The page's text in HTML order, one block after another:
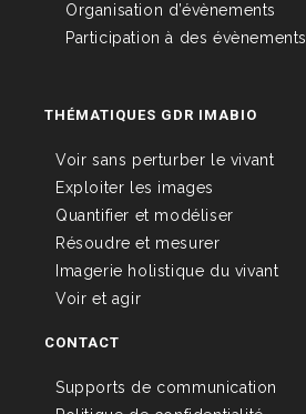
Organisation d’évènements
Participation à des évènements
THÉMATIQUES GDR IMABIO
Voir sans perturber le vivant
Exploiter les images
Quantifier et modéliser
Résoudre et mesurer
Imagerie holistique du vivant
Voir et agir
CONTACT
Supports de communication